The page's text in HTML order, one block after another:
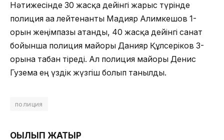
Нәтижесінде 30 жасқа дейінгі жарыс түрінде
полиция аға лейтенанты Мадияр Алимкешов 1-
орын жеңімпазы атанды, 40 жасқа дейінгі санат
бойынша полиция майоры Данияр Құлсеріков 3-
орынға табан тіреді. Ал полиция майоры Денис
Гузема ең үздік жүзгіш болып танылды.
полиция
ОҚЫЛЫП ЖАТЫР